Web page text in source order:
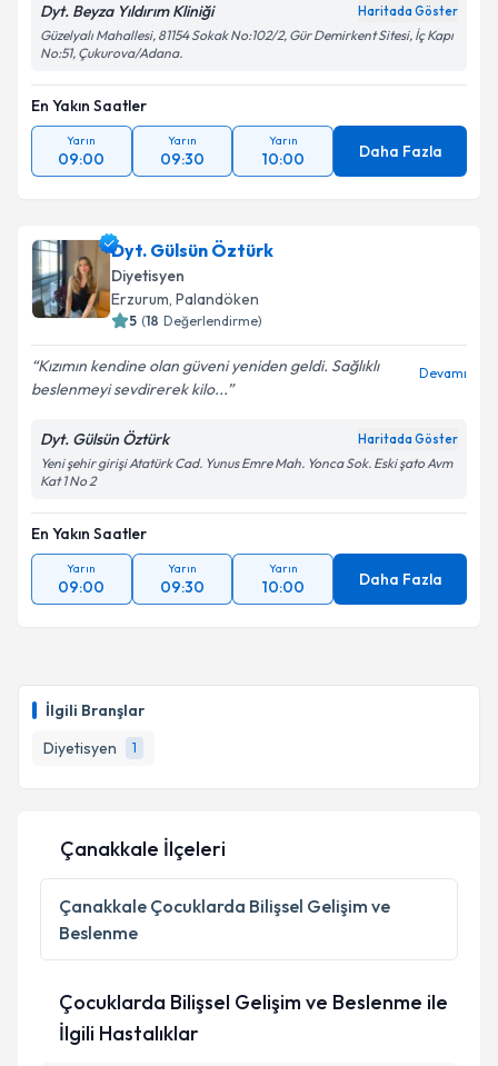
İlgili Branşlar
Diyetisyen
1
Dyt. Beyza Yıldırım Kliniği Haritada Göster
Güzelyalı Mahallesi, 81154 Sokak No:102/2, Gür Demirkent Sitesi, İç Kapı
No:51, Çukurova/Adana.
En Yakın Saatler
Yarın
09:00
Yarın
09:30
Yarın
10:00 Daha Fazla
Dyt. Gülsün Öztürk
Diyetisyen
Erzurum, Palandöken
5 (18 Değerlendirme)
Kızımın kendine olan güveni yeniden geldi. Sağlıklı
beslenmeyi sevdirerek kilo...
Devamı
Dyt. Gülsün Öztürk Haritada Göster
Yeni şehir girişi Atatürk Cad. Yunus Emre Mah. Yonca Sok. Eski şato Avm
Kat 1 No 2
En Yakın Saatler
Yarın
09:00
Yarın
09:30
Yarın
10:00 Daha Fazla
Çanakkale İlçeleri
Çanakkale Çocuklarda Bilişsel Gelişim ve
Beslenme
Çocuklarda Bilişsel Gelişim ve Beslenme ile
İlgili Hastalıklar